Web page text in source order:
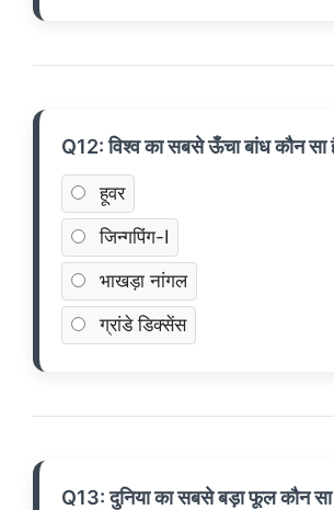
Q12: विश्व का सबसे ऊँचा बांध कौन सा
हूवर
जिन्गपिंग-I
भाखड़ा नांगल
ग्रांडे डिक्सेंस
Q13: दुनिया का सबसे बड़ा फूल कौन